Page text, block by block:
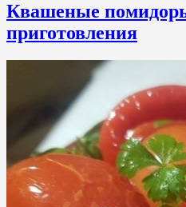
Квашеные
приготовления